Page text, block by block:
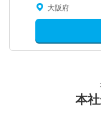
大阪府
本